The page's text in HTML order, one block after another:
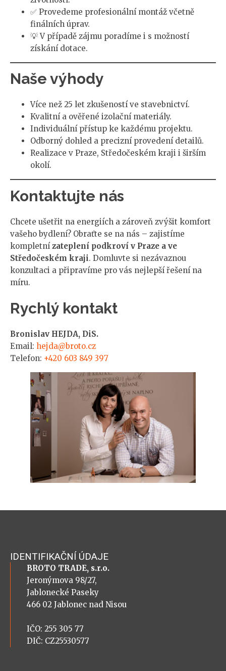
✅ Provedeme profesionální montáž včetně
finálních úprav.
💡 V případě zájmu poradíme i s možností
získání dotace.
Naše výhody
Více než 25 let zkušeností ve stavebnictví.
Kvalitní a ověřené izolační materiály.
Individuální přístup ke každému projektu.
Odborný dohled a precizní provedení detailů.
Realizace v Praze, Středočeském kraji i širším
okolí.
Kontaktujte nás
Chcete ušetřit na energiích a zároveň zvýšit komfort
vašeho bydlení? Obraťte se na nás – zajistíme
kompletnízateplení podkroví v Praze a ve
Středočeském kraji. Domluvte si nezávaznou
konzultaci a připravíme pro vás nejlepší řešení na
míru.
Rychlý kontakt
Bronislav HEJDA, DiS.
Email: hejda@broto.cz
Telefon: +420 603 849 397
IDENTIFIKAČNÍ ÚDAJE
BROTO TRADE, s.r.o.
Jeronýmova 98/27,
Jablonecké Paseky
466 02 Jablonec nad Nisou
IČO: 255 305 77
DIČ: CZ25530577